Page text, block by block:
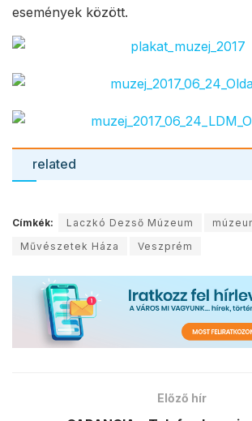
események között.
related
Címkék: Laczkó Dezső Múzeum
Művészetek Háza
Veszprém
Előző hír